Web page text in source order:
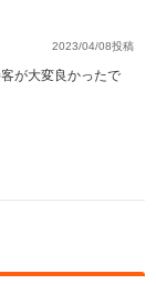
2023/04/08投稿
が大変良かったで